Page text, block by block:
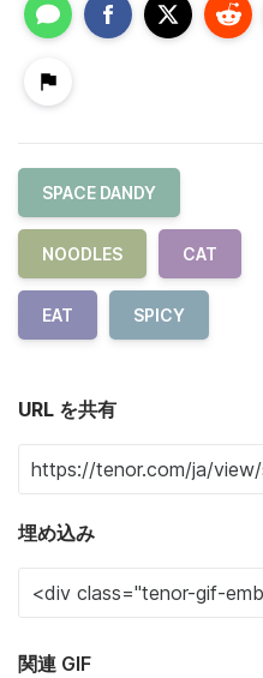
SPACE DANDY
NOODLES CAT
EAT SPICY
URL を共有
埋め込み
関連 GIF